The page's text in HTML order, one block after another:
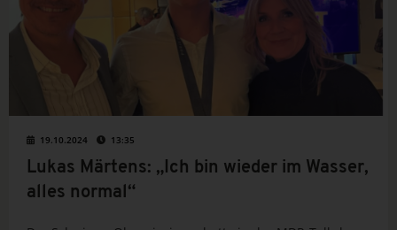
19.10.2024 13:35
Lukas Märtens: „Ich bin wieder im Wasser,
alles normal“